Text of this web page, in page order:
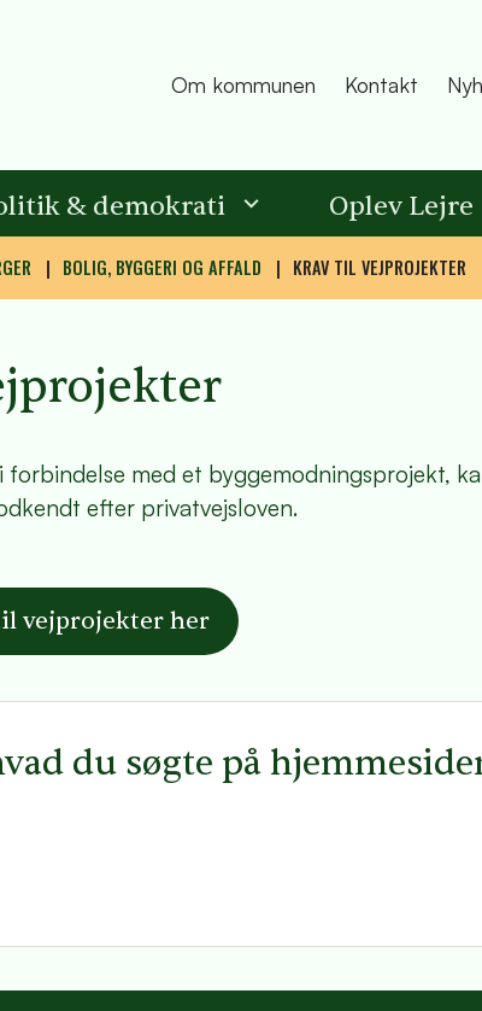
Om kommunen Kontakt
& demokrati Oplev Lejre
BOLIG, BYGGERI OG AFFALD KRAV TIL VEJPROJEKTER
med et byggemodningsprojekt,
efter privatvejsloven.
vejprojekter her
du søgte på